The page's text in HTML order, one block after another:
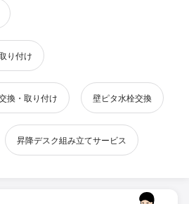
り付け
換・取り付け 壁ピタ水栓交換
昇降デスク組み立てサービス